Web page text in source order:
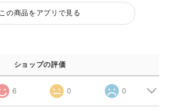
この商品をアプリで見る
ショップの評価
6 0 0